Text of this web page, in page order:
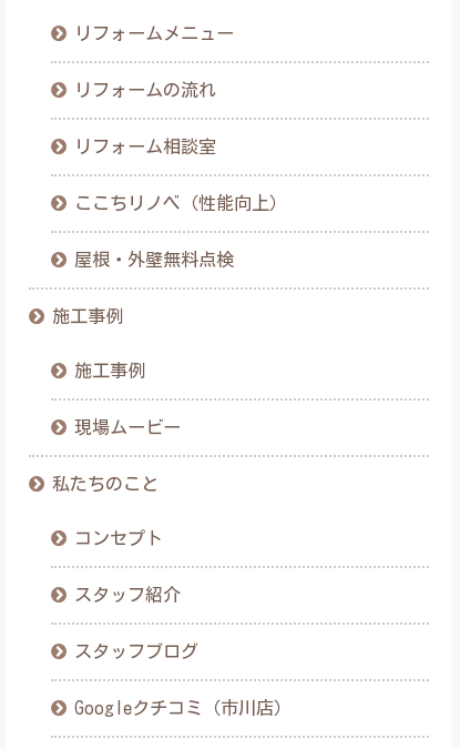
リフォームメニュー
リフォームの流れ
リフォーム相談室
ここちリノベ（性能向上）
屋根・外壁無料点検
施工事例
施工事例
現場ムービー
私たちのこと
コンセプト
スタッフ紹介
スタッフブログ
Googleクチコミ（市川店）